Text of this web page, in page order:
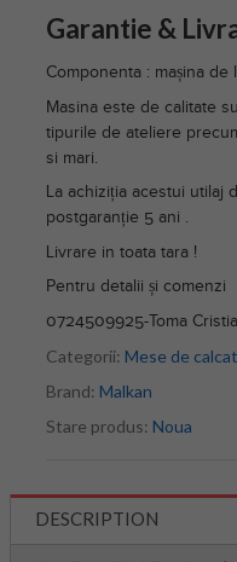
Garantie &
Componenta : mașina de
Masina este de calitate
tipurile de ateliere
si mari.
La achiziția acestui utilaj
postgaranție 5 ani .
Livrare in toata tara !
Pentru detalii și comenzi
0724509925-Toma
Categorii: Mese de calcat
Brand: Malkan
Stare produs: Noua
DESCRIPTION